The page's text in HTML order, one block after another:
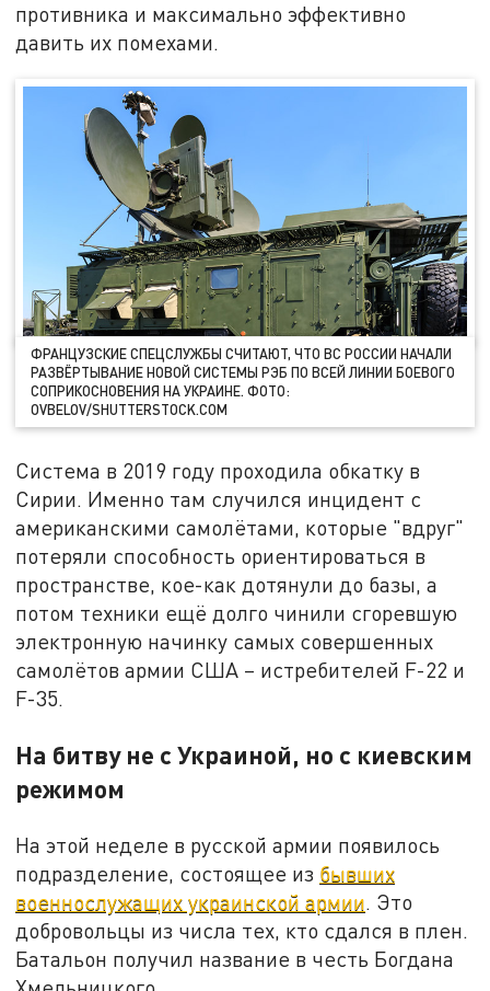
противника и максимально эффективно
давить их помехами.
ФРАНЦУЗСКИЕ СПЕЦСЛУЖБЫ СЧИТАЮТ, ЧТО ВС РОССИИ НАЧАЛИ
РАЗВЁРТЫВАНИЕ НОВОЙ СИСТЕМЫ РЭБ ПО ВСЕЙ ЛИНИИ БОЕВОГО
СОПРИКОСНОВЕНИЯ НА УКРАИНЕ. ФОТО:
OVBELOV/SHUTTERSTOCK.COM
Система в 2019 году проходила обкатку в
Сирии. Именно там случился инцидент с
американскими самолётами, которые "вдруг"
потеряли способность ориентироваться в
пространстве, кое-как дотянули до базы, а
потом техники ещё долго чинили сгоревшую
электронную начинку самых совершенных
самолётов армии США – истребителей F-22 и
F-35.
На битву не с Украиной, но с киевским
режимом
На этой неделе в русской армии появилось
подразделение, состоящее из бывших
военнослужащих украинской армии. Это
добровольцы из числа тех, кто сдался в плен.
Батальон получил название в честь Богдана